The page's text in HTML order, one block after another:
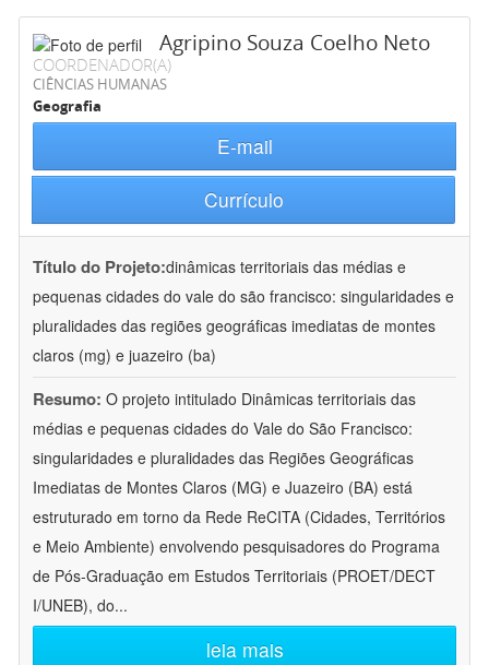
Agripino Souza Coelho Neto
COORDENADOR(A)
CIÊNCIAS HUMANAS
Geografia
E-mail
Currículo
Título do Projeto:dinâmicas territoriais das médias e
pequenas cidades do vale do são francisco: singularidades e
pluralidades das regiões geográficas imediatas de montes
claros (mg) e juazeiro (ba)
Resumo: O projeto intitulado Dinâmicas territoriais das
médias e pequenas cidades do Vale do São Francisco:
singularidades e pluralidades das Regiões Geográficas
Imediatas de Montes Claros (MG) e Juazeiro (BA) está
estruturado em torno da Rede ReCITA (Cidades, Territórios
e Meio Ambiente) envolvendo pesquisadores do Programa
de Pós-Graduação em Estudos Territoriais (PROET/DECT
I/UNEB), do...
leia mais